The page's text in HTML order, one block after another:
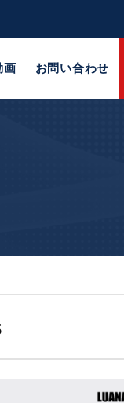
画 お問い合わせ